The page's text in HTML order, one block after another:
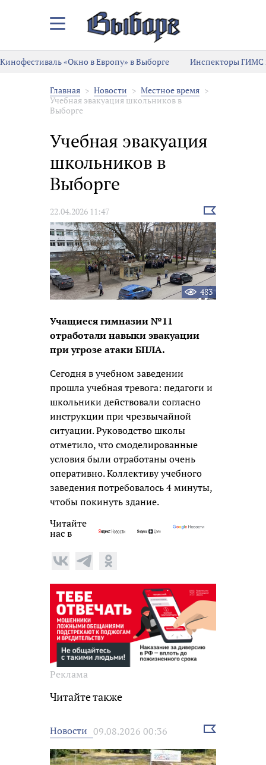
Закрыть/
меню
Кинофестиваль «Окно в Европу» в Выборге
Инспекторы ГИМС
Главная Новости
Местное время
Учебная эвакуация школьников в
Выборге
Учебная эвакуация
школьников в
Выборге
22.04.2026 11:47
Выбрать
новость
483
Учащиеся гимназии №11
отработали навыки эвакуации
при угрозе атаки БПЛА.
Сегодня в учебном заведении
прошла учебная тревога: педагоги и
школьники действовали согласно
инструкции при чрезвычайной
ситуации. Руководство школы
отметило, что смоделированные
условия были отработаны очень
оперативно. Коллективу учебного
заведения потребовалось 4 минуты,
чтобы покинуть здание.
Читайте
нас в
Реклама
Читайте также
Новости 09.08.2026 00:36
Выбрать